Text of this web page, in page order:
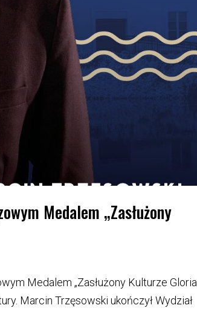
Medalem „Zasłużony
Medalem „Zasłużony Kulturze Gloria
Marcin Trzęsowski ukończył Wydział